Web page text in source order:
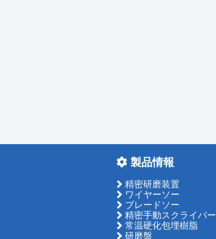
製品情報
精密研磨装置
ワイヤーソー
ブレードソー
精密手動スクライバー
常温硬化包埋樹脂
研磨盤